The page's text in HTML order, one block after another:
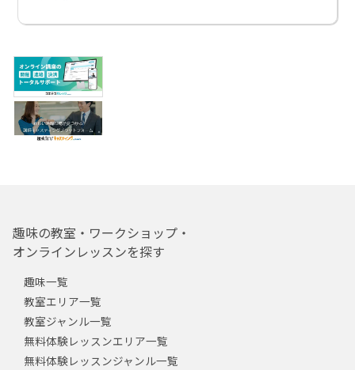
趣味の教室・ワークショップ・
オンラインレッスンを探す
趣味一覧
教室エリア一覧
教室ジャンル一覧
無料体験レッスンエリア一覧
無料体験レッスンジャンル一覧